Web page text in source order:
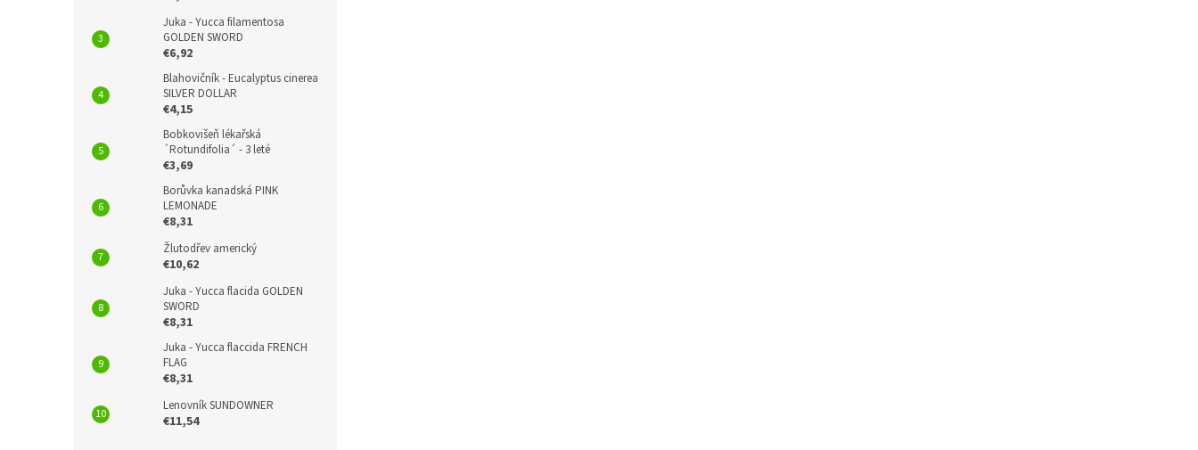
Juka - Yucca filamentosa
GOLDEN SWORD
€6,92
Blahovičník - Eucalyptus cinerea
SILVER DOLLAR
€4,15
Bobkovišeň lékařská
´Rotundifolia´ - 3 leté
€3,69
Borůvka kanadská PINK
LEMONADE
€8,31
Žlutodřev americký
€10,62
Juka - Yucca flacida GOLDEN
SWORD
€8,31
Juka - Yucca flaccida FRENCH
FLAG
€8,31
Lenovník SUNDOWNER
€11,54